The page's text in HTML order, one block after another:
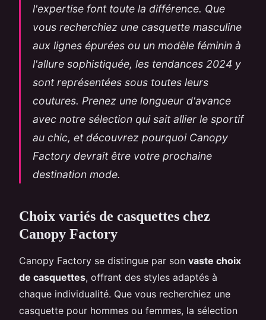
l'expertise font toute la différence. Que
vous recherchiez une casquette masculine
aux lignes épurées ou un modèle féminin à
l'allure sophistiquée, les tendances 2024 y
sont représentées sous toutes leurs
coutures. Prenez une longueur d'avance
avec notre sélection qui sait allier le sportif
au chic, et découvrez pourquoi Canopy
Factory devrait être votre prochaine
destination mode.
Choix variés de casquettes chez
Canopy Factory
Canopy Factory se distingue par son vaste choix
de casquettes, offrant des styles adaptés à
chaque individualité. Que vous recherchiez une
casquette pour hommes ou femmes, la sélection